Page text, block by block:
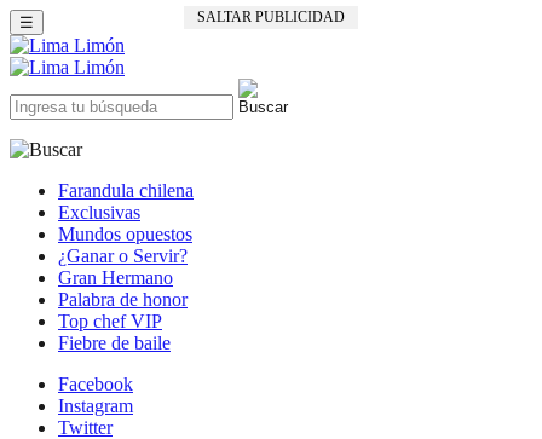
SALTAR PUBLICIDAD
☰
Farandula chilena
Exclusivas
Mundos opuestos
¿Ganar o Servir?
Gran Hermano
Palabra de honor
Top chef VIP
Fiebre de baile
Facebook
Instagram
Twitter